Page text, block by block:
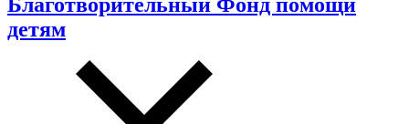
детям